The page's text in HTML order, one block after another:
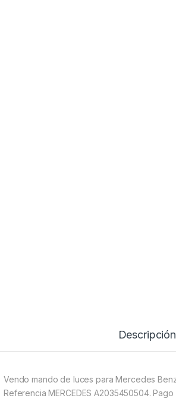
Descripción
Vendo mando de luces para Mercedes
Referencia MERCEDES A2035450504.